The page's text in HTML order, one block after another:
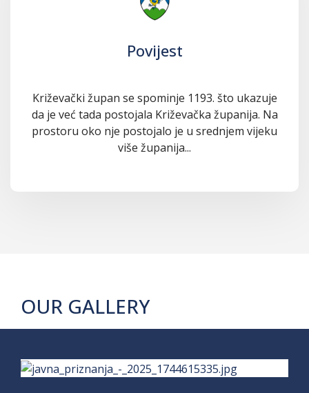
Povijest
Križevački župan se spominje 1193. što ukazuje
da je već tada postojala Križevačka županija. Na
prostoru oko nje postojalo je u srednjem vijeku
više županija...
OUR GALLERY